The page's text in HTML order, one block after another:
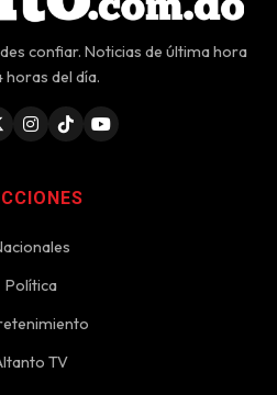
confiar. Noticias de última hora
horas del día.
Política
TV